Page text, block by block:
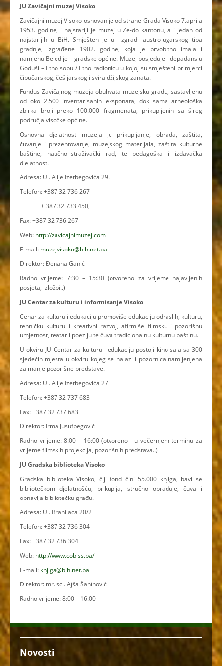
JU Zavičajni muzej Visoko
Zavičajni muzej Visoko osnovan je od strane Grada Visoko 7.aprila
1953. godine, i najstariji je muzej u Ze-do kantonu, a i jedan od
najstarijih u BiH. Smješten je u zgradi austro-ugarskog tipa
gradnje, izgrađene 1902. godine, koja je prvobitno imala i
namjenu Beledije – gradske općine. Muzej posjeduje i depadans u
Goduši – Etno sobu / Etno radionicu u kojoj su smješteni primjerci
čibučarskog, češljarskog i sviraldžijskog zanata.
Fundus Zavičajnog muzeja obuhvata muzejsku građu, sastavljenu
od oko 2.500 inventarisanih eksponata, dok sama arheološka
zbirka broji preko 100.000 fragmenata, prikupljenih sa šireg
područja visočke općine.
Osnovna djelatnost muzeja je prikupljanje, obrada, zaštita,
čuvanje i prezentovanje, muzejskog materijala, zaštita kulturne
baštine, naučno-istraživački rad, te pedagoška i izdavačka
djelatnost.
Adresa: Ul. Alije Izetbegovića 29.
Telefon: +387 32 736 267
+ 387 32 733 450,
Fax: +387 32 736 267
Web: http://zavicajnimuzej.com
E-mail: muzejvisoko@bih.net.ba
Direktor: Đenana Ganić
Radno vrijeme: 7:30 – 15:30 (otvoreno za vrijeme najavljenih
posjeta, izložbi..)
JU Centar za kulturu i informisanje Visoko
Cenar za kulturu i edukaciju promoviše edukaciju odraslih, kulturu,
tehničku kulturu i kreativni razvoj, afirmiše filmsku i pozorišnu
umjetnost, teatar i poeziju te čuva tradicionalnu kulturnu baštinu.
U okviru JU Centar za kulturu i edukaciju postoji kino sala sa 300
sjedećih mjesta u okviru kojeg se nalazi i pozornica namijenjena
za manje pozorišne predstave.
Adresa: Ul. Alije Izetbegovića 27
Telefon: +387 32 737 683
Fax: +387 32 737 683
Direktor: Irma Jusufbegović
Radno vrijeme: 8:00 – 16:00 (otvoreno i u večernjem terminu za
vrijeme filmskih projekcija, pozorišnih predstava..)
JU Gradska biblioteka Visoko
Gradska biblioteka Visoko, čiji fond čini 55.000 knjiga, bavi se
bibliotečkom djelatnošću, prikuplja, stručno obrađuje, čuva i
obnavlja bibliotečku građu.
Adresa: Ul. Branilaca 20/2
Telefon: +387 32 736 304
Fax: +387 32 736 304
Web: http://www.cobiss.ba/
E-mail: knjiga@bih.net.ba
Direktor: mr. sci. Ajša Šahinović
Radno vrijeme: 8:00 – 16:00
Novosti